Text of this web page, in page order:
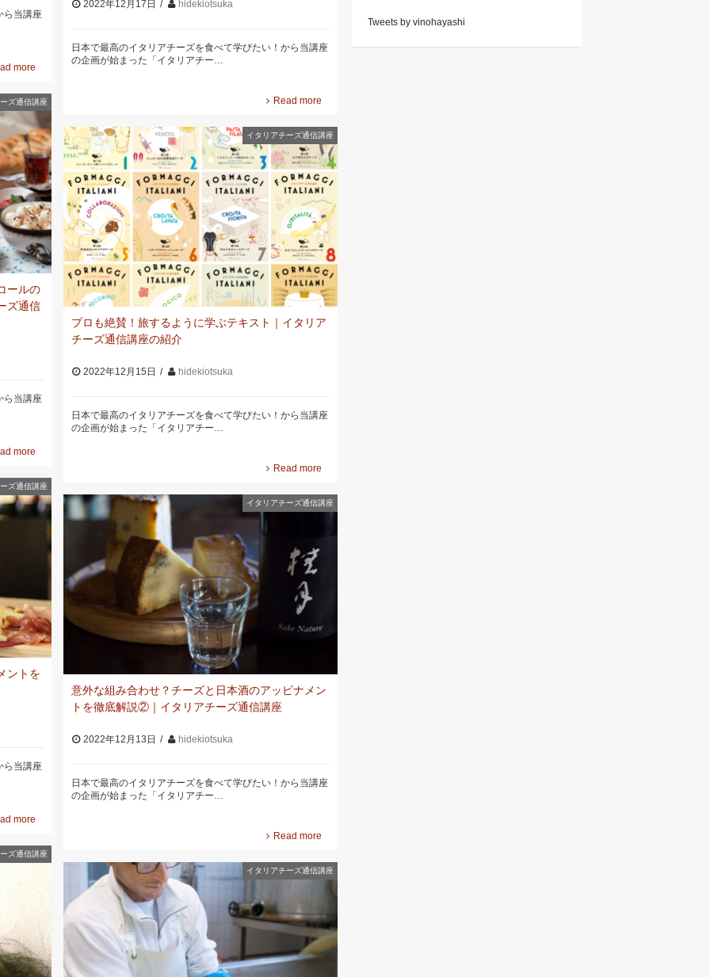
ら当講座
more
2022年12月17日 hidekiotsuka
日本で最高のイタリアチーズを食べて学びたい！から当講座
の企画が始まった「イタリアチー…
Read more
ズ通信講座
ールの
ズ通信
ら当講座
more
イタリアチーズ通信講座
プロも絶賛！旅するように学ぶテキスト｜イタリア
チーズ通信講座の紹介
2022年12月15日 hidekiotsuka
日本で最高のイタリアチーズを食べて学びたい！から当講座
の企画が始まった「イタリアチー…
Read more
ズ通信講座
ントを
ら当講座
more
イタリアチーズ通信講座
意外な組み合わせ？チーズと日本酒のアッビナメン
トを徹底解説②｜イタリアチーズ通信講座
2022年12月13日 hidekiotsuka
日本で最高のイタリアチーズを食べて学びたい！から当講座
の企画が始まった「イタリアチー…
Read more
ズ通信講座
イタリアチーズ通信講座
Tweets by vinohayashi